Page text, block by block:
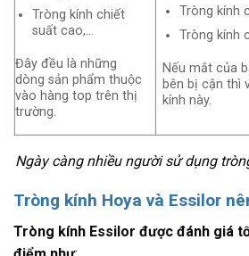
Tròng kính chiết
suất cao,…
Đây đều là những
dòng sản phẩm thuộc
vào hàng top trên thị
trường.
Tròng kính
Tròng kính
Nếu mắt của
bên bị cận thì
kính này.
Ngày càng nhiều người sử dụng
Tròng kính Hoya và Essilor
Tròng kính Essilor được đánh giá